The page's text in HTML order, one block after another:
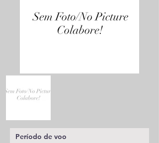
Período de voo